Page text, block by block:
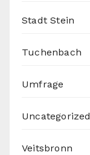
Stadt Stein
Tuchenbach
Umfrage
Uncategorized
Veitsbronn